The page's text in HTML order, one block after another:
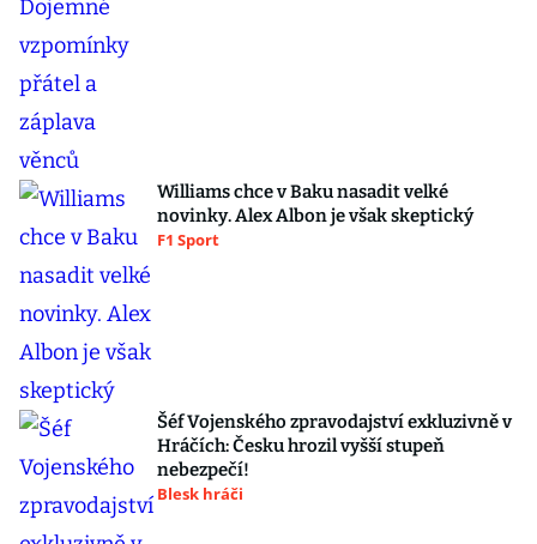
Williams chce v Baku nasadit velké
novinky. Alex Albon je však skeptický
F1 Sport
Šéf Vojenského zpravodajství exkluzivně v
Hráčích: Česku hrozil vyšší stupeň
nebezpečí!
Blesk hráči